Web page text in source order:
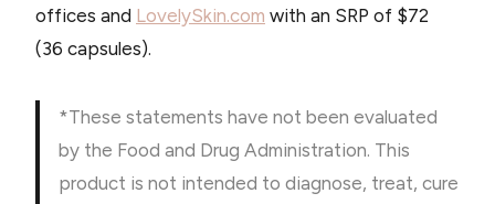
offices and LovelySkin.com with an SRP of $72
(36 capsules).
*These statements have not been evaluated
by the Food and Drug Administration. This
product is not intended to diagnose, treat, cure